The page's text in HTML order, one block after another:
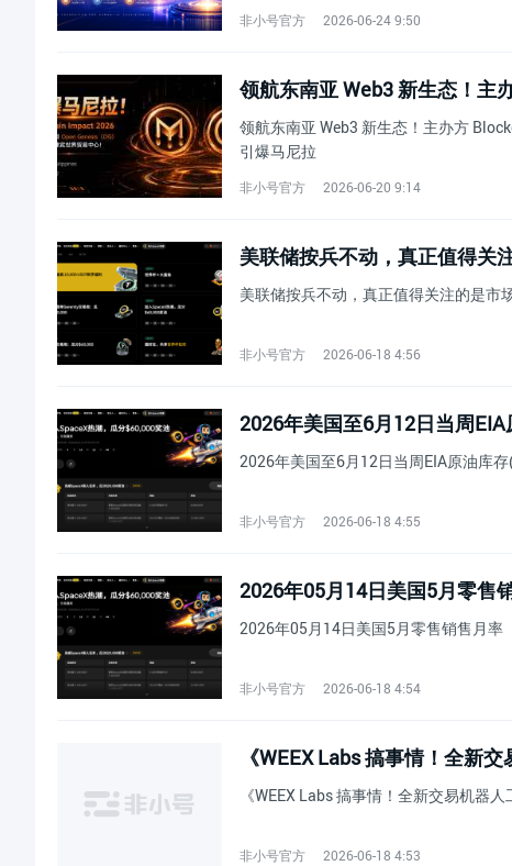
非小号官方 2026-06-24 9:50
领航东南亚 Web3 新生态！主办方
引爆马尼拉
非小号官方 2026-06-20 9:14
美联储按兵不动，真正值得关
美联储按兵不动，真正值得关注的是市
非小号官方 2026-06-18 4:56
2026年美国至6月12日当周
2026年美国至6月12日当周EIA原油库
非小号官方 2026-06-18 4:55
2026年05月14日美国5月零售
2026年05月14日美国5月零售销售月率
非小号官方 2026-06-18 4:54
《WEEX Labs 搞事情！全新交易机器
非小号官方 2026-06-18 4:53